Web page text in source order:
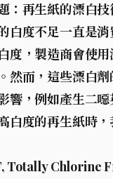
：再生紙的漂白技
白度不足一直是
度，製造商會使
然而，這些漂白
響，例如產生二噁
白度的再生紙時
Totally Chlorine